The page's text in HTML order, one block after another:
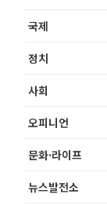
국제
정치
사회
오피니언
문화·라이프
뉴스발전소